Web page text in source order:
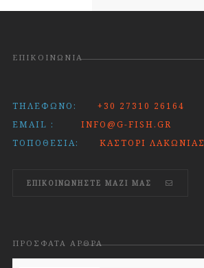
ΕΠΙΚΟΙΝΩΝΊΑ
ΤΗΛΈΦΩΝΟ:
+30 27310 26164
EMAIL :
INFO@G-FISH.GR
ΤΟΠΟΘΕΣΊΑ:
ΚΑΣΤΌΡΙ ΛΑΚΩΝΊΑΣ
ΕΠΙΚΟΙΝΩΝΗΣΤΕ ΜΑΖΊ ΜΑΣ
ΠΡΌΣΦΑΤΑ ΆΡΘΡΑ